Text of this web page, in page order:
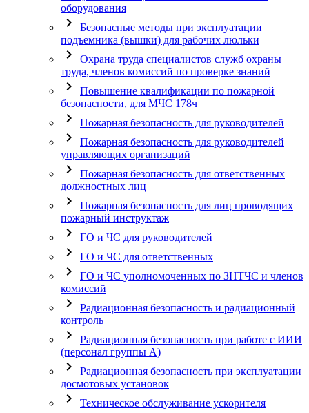
оборудования
chevron_right
Безопасные методы при эксплуатации
подъемника (вышки) для рабочих люльки
chevron_right
Охрана труда специалистов служб охраны
труда, членов комиссий по проверке знаний
chevron_right
Повышение квалификации по пожарной
безопасности, для МЧС 178ч
chevron_right Пожарная безопасность для руководителей
chevron_right
Пожарная безопасность для руководителей
управляющих организаций
chevron_right
Пожарная безопасность для ответственных
должностных лиц
chevron_right
Пожарная безопасность для лиц проводящих
пожарный инструктаж
chevron_right ГО и ЧС для руководителей
chevron_right ГО и ЧС для ответственных
chevron_right
ГО и ЧС уполномоченных по ЗНТЧС и членов
комиссий
chevron_right
Радиационная безопасность и радиационный
контроль
chevron_right
Радиационная безопасность при работе с ИИИ
(персонал группы А)
chevron_right
Радиационная безопасность при эксплуатации
досмотовых установок
chevron_right
Техническое обслуживание ускорителя